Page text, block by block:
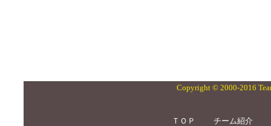
Copyright © 2000-2016
ＴＯＰ チーム紹介